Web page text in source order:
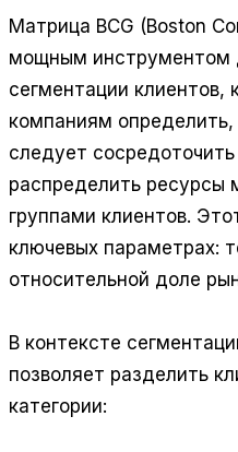
Матрица BCG (Boston
мощным инструментом
сегментации клиентов,
компаниям определить,
следует
распределить
группами клиентов.
ключевых параметрах:
относительной доле
В контексте
позволяет разделить
категории: